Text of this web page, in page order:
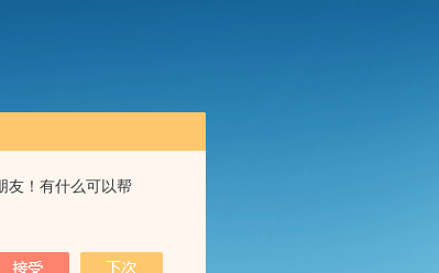
友！有什么可以帮